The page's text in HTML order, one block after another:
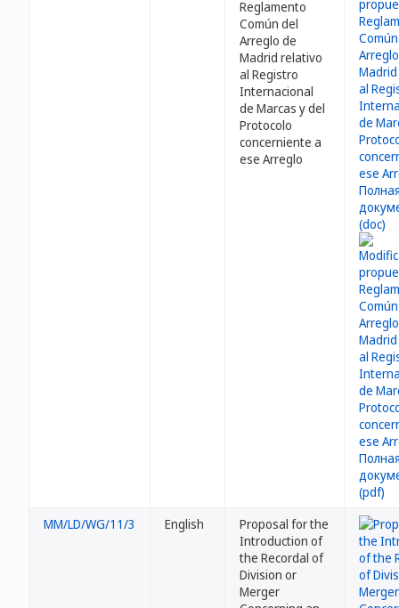
Reglamento
Común del
Arreglo de
Madrid relativo
al Registro
Internacional
de Marcas y del
Protocolo
concerniente a
ese Arreglo
MM/LD/WG/11/3 English
Proposal for the
Introduction of
the Recordal of
Division or
Merger